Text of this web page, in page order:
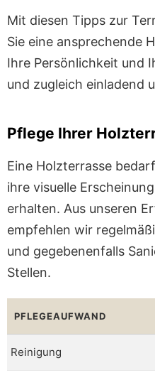
Mit diesen Tipps zur
Sie eine ansprechende
Ihre Persönlichkeit und
und zugleich einladend
Pflege Ihrer
Eine Holzterrasse
ihre visuelle
erhalten. Aus unseren
empfehlen wir
und gegebenenfalls
Stellen.
PFLEGEAUFWAND
Reinigung